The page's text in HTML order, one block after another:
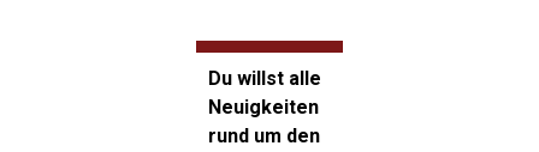
Du willst alle
Neuigkeiten
rund um den